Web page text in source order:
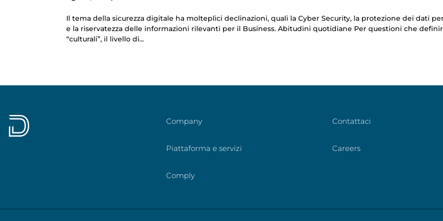
Il tema della sicurezza digitale ha molteplici declinazioni, quali la Cyber Security, la protezione dei dati
e la riservatezza delle informazioni rilevanti per il Business. Abitudini quotidiane Per questioni che
“culturali”, il livello di...
Company
Piattaforma e servizi
Comply
Contattaci
Careers